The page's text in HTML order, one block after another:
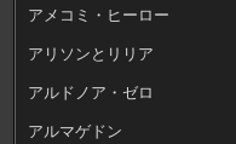
アメコミ・ヒーロー
アリソンとリリア
アルドノア・ゼロ
アルマゲドン